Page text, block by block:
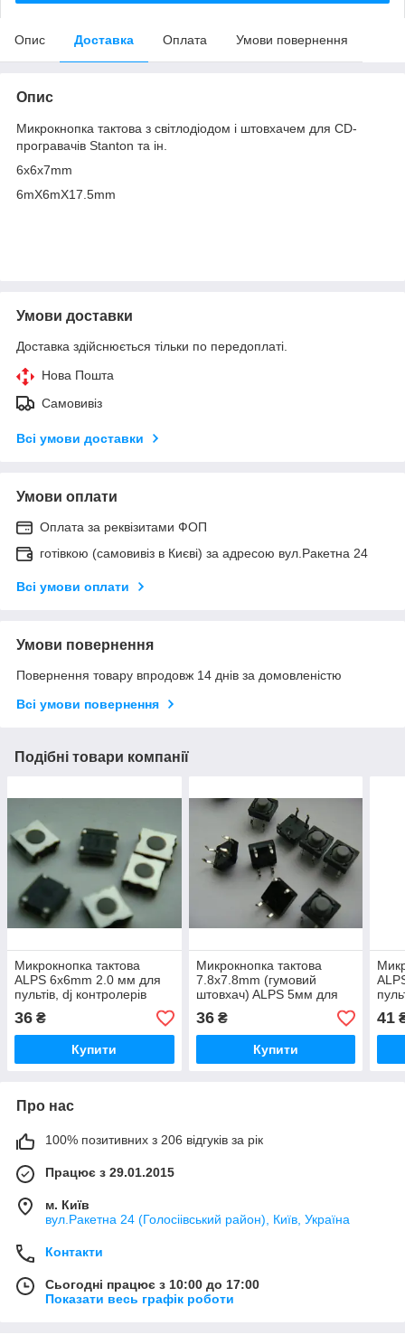
Опис Доставка Оплата Умови повернення
Опис
Микрокнопка тактова з світлодіодом і штовхачем для CD-
програвачів Stanton та ін.
6x6x7mm
6mX6mX17.5mm
Умови доставки
Доставка здійснюється тільки по передоплаті.
Нова Пошта
Самовивіз
Всі умови доставки
Умови оплати
Оплата за реквізитами ФОП
готівкою (самовивіз в Києві) за адресою вул.Ракетна 24
Всі умови оплати
Умови повернення
Повернення товару впродовж 14 днів за домовленістю
Всі умови повернення
Подібні товари компанії
Микрокнопка тактова
ALPS 6x6mm 2.0 мм для
пультів, dj контролерів
36 ₴
Купити
Микрокнопка тактова
7.8x7.8mm (гумовий
штовхач) ALPS 5мм для
пультів, dj контролерів
36₴
Купити
41
Про нас
100% позитивних з 206 відгуків за рік
Працює з 29.01.2015
м. Київ
вул.Ракетна 24 (Голосіівський район), Київ, Україна
Контакти
Сьогодні працює з 10:00 до 17:00
Показати весь графік роботи